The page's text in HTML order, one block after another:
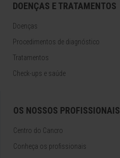
DOENÇAS E TRATAMENTOS
Doenças
Procedimentos de diagnóstico
Tratamentos
Check-ups e saúde
OS NOSSOS PROFISSIONAIS
Centro do Cancro
Conheça os profissionais